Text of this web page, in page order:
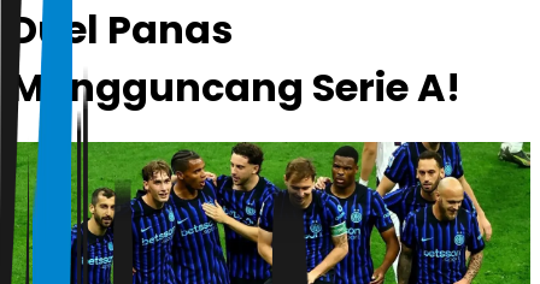
Duel Panas
Mengguncang Serie A!